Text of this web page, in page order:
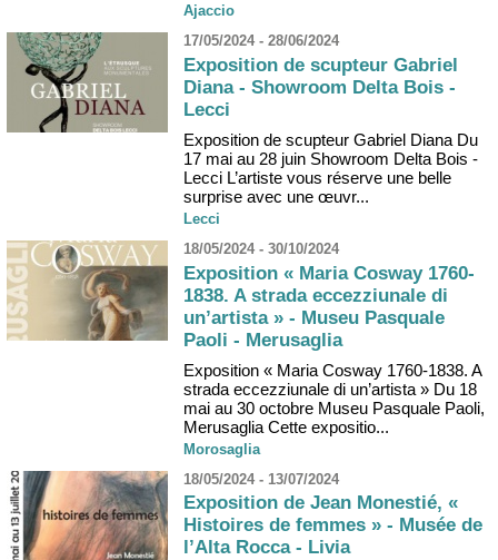
Ajaccio
17/05/2024 - 28/06/2024
Exposition de scupteur Gabriel
Diana - Showroom Delta Bois -
Lecci
Exposition de scupteur Gabriel Diana Du
17 mai au 28 juin Showroom Delta Bois -
Lecci L’artiste vous réserve une belle
surprise avec une œuvr...
Lecci
18/05/2024 - 30/10/2024
Exposition « Maria Cosway 1760-
1838. A strada eccezziunale di
un’artista » - Museu Pasquale
Paoli - Merusaglia
Exposition « Maria Cosway 1760-1838. A
strada eccezziunale di un’artista » Du 18
mai au 30 octobre Museu Pasquale Paoli,
Merusaglia Cette expositio...
Morosaglia
18/05/2024 - 13/07/2024
Exposition de Jean Monestié, «
Histoires de femmes » - Musée de
l’Alta Rocca - Livia